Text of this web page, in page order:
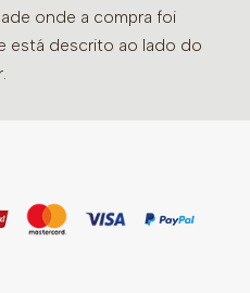
onde a compra foi
está descrito ao lado do